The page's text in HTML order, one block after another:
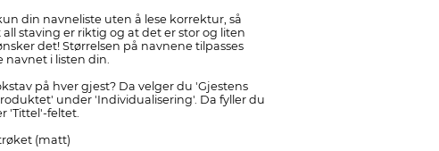
din navneliste uten å lese korrektur, så
all staving er riktig og at det er stor og liten
det! Størrelsen på navnene tilpasses
navnet i listen din.
på hver gjest? Da velger du 'Gjestens
under 'Individualisering'. Da fyller du
'Tittel'-feltet.
(matt)